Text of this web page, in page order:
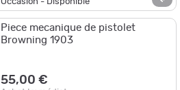
Piece mecanique de pistolet
Browning 1903
55,00 €